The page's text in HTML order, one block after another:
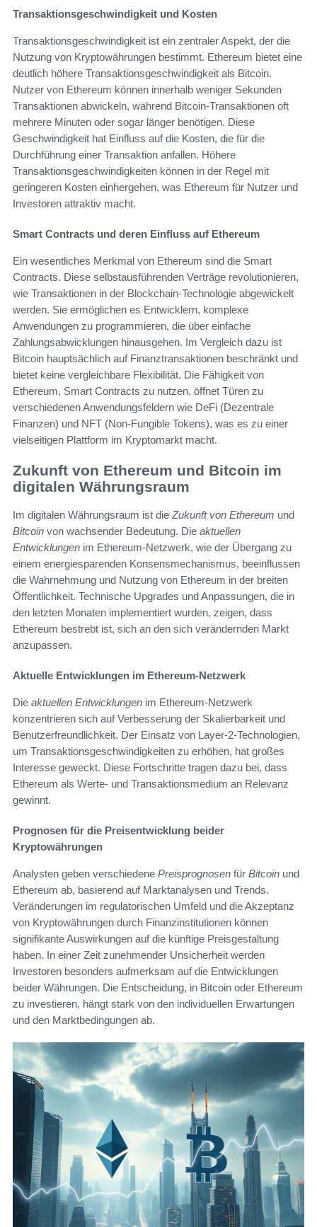
Transaktionsgeschwindigkeit und Kosten
Transaktionsgeschwindigkeit ist ein zentraler Aspekt, der die
Nutzung von Kryptowährungen bestimmt. Ethereum bietet eine
deutlich höhere Transaktionsgeschwindigkeit als Bitcoin.
Nutzer von Ethereum können innerhalb weniger Sekunden
Transaktionen abwickeln, während Bitcoin-Transaktionen oft
mehrere Minuten oder sogar länger benötigen. Diese
Geschwindigkeit hat Einfluss auf die Kosten, die für die
Durchführung einer Transaktion anfallen. Höhere
Transaktionsgeschwindigkeiten können in der Regel mit
geringeren Kosten einhergehen, was Ethereum für Nutzer und
Investoren attraktiv macht.
Smart Contracts und deren Einfluss auf Ethereum
Ein wesentliches Merkmal von Ethereum sind die Smart
Contracts. Diese selbstausführenden Verträge revolutionieren,
wie Transaktionen in der Blockchain-Technologie abgewickelt
werden. Sie ermöglichen es Entwicklern, komplexe
Anwendungen zu programmieren, die über einfache
Zahlungsabwicklungen hinausgehen. Im Vergleich dazu ist
Bitcoin hauptsächlich auf Finanztransaktionen beschränkt und
bietet keine vergleichbare Flexibilität. Die Fähigkeit von
Ethereum, Smart Contracts zu nutzen, öffnet Türen zu
verschiedenen Anwendungsfeldern wie DeFi (Dezentrale
Finanzen) und NFT (Non-Fungible Tokens), was es zu einer
vielseitigen Plattform im Kryptomarkt macht.
Zukunft von Ethereum und Bitcoin im
digitalen Währungsraum
Im digitalen Währungsraum ist dieZukunft von Ethereum und
Bitcoin von wachsender Bedeutung. Die aktuellen
Entwicklungen im Ethereum-Netzwerk, wie der Übergang zu
einem energiesparenden Konsensmechanismus, beeinflussen
die Wahrnehmung und Nutzung von Ethereum in der breiten
Öffentlichkeit. Technische Upgrades und Anpassungen, die in
den letzten Monaten implementiert wurden, zeigen, dass
Ethereum bestrebt ist, sich an den sich verändernden Markt
anzupassen.
Aktuelle Entwicklungen im Ethereum-Netzwerk
Die aktuellen Entwicklungen im Ethereum-Netzwerk
konzentrieren sich auf Verbesserung der Skalierbarkeit und
Benutzerfreundlichkeit. Der Einsatz von Layer-2-Technologien,
um Transaktionsgeschwindigkeiten zu erhöhen, hat großes
Interesse geweckt. Diese Fortschritte tragen dazu bei, dass
Ethereum als Werte- und Transaktionsmedium an Relevanz
gewinnt.
Prognosen für die Preisentwicklung beider
Kryptowährungen
Analysten geben verschiedene Preisprognosen für Bitcoin und
Ethereum ab, basierend auf Marktanalysen und Trends.
Veränderungen im regulatorischen Umfeld und die Akzeptanz
von Kryptowährungen durch Finanzinstitutionen können
signifikante Auswirkungen auf die künftige Preisgestaltung
haben. In einer Zeit zunehmender Unsicherheit werden
Investoren besonders aufmerksam auf die Entwicklungen
beider Währungen. Die Entscheidung, in Bitcoin oder Ethereum
zu investieren, hängt stark von den individuellen Erwartungen
und den Marktbedingungen ab.